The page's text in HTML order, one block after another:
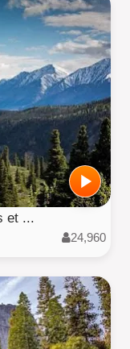
et ...
24,960